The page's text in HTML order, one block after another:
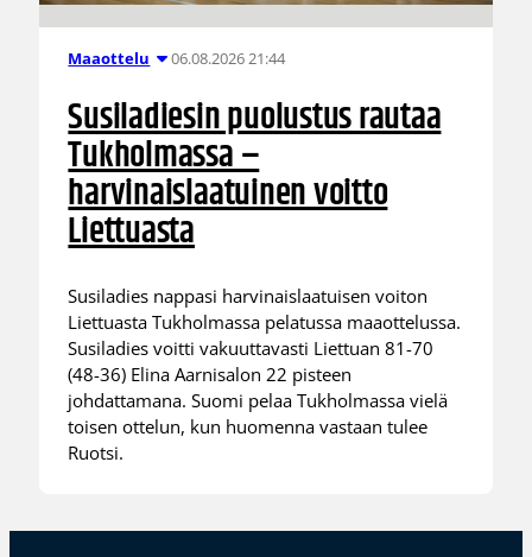
Maaottelu 06.08.2026 21:44
Susiladiesin puolustus rautaa
Tukholmassa –
harvinaislaatuinen voitto
Liettuasta
Susiladies nappasi harvinaislaatuisen voiton
Liettuasta Tukholmassa pelatussa maaottelussa.
Susiladies voitti vakuuttavasti Liettuan 81-70
(48-36) Elina Aarnisalon 22 pisteen
johdattamana. Suomi pelaa Tukholmassa vielä
toisen ottelun, kun huomenna vastaan tulee
Ruotsi.